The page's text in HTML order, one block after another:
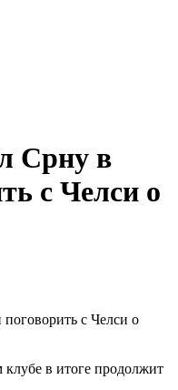
Срну в
с Челси о
в итоге продолжит